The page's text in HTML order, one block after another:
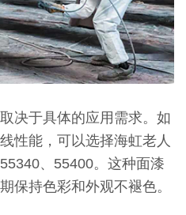
决于具体的应用需求。如
性能，可以选择海虹老人
、55400。这种面漆
保持色彩和外观不褪色。